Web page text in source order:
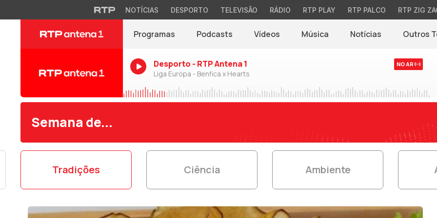
NOTÍCIAS DESPORTO TELEVISÃO RÁDIO RTP PLAY RTP PALCO RTP ZIG
Programas Podcasts Vídeos Música Notícias(abre em nova
Outros
Desporto - RTP Antena 1
Liga Europa - Benfica x Hearts
NO AR
Semana de...
Tradições Ciência Ambiente